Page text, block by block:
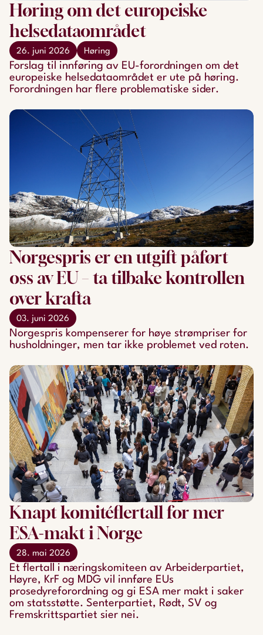
Høring om det europeiske
helsedataområdet
26. juni 2026 Høring
Forslag til innføring av EU-forordningen om det
europeiske helsedataområdet er ute på høring.
Forordningen har flere problematiske sider.
Norgespris er en utgift påført
oss av EU – ta tilbake kontrollen
over krafta
03. juni 2026
Norgespris kompenserer for høye strømpriser for
husholdninger, men tar ikke problemet ved roten.
Knapt komitéflertall for mer
ESA-makt i Norge
28. mai 2026
Et flertall i næringskomiteen av Arbeiderpartiet,
Høyre, KrF og MDG vil innføre EUs
prosedyreforordning og gi ESA mer makt i saker
om statsstøtte. Senterpartiet, Rødt, SV og
Fremskrittspartiet sier nei.